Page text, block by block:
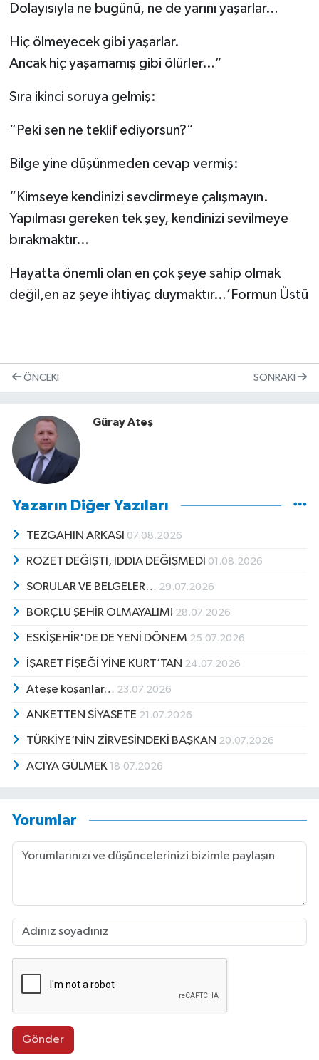
Dolayısıyla ne bugünü, ne de yarını yaşarlar…
Hiç ölmeyecek gibi yaşarlar.
Ancak hiç yaşamamış gibi ölürler…”
Sıra ikinci soruya gelmiş:
“Peki sen ne teklif ediyorsun?”
Bilge yine düşünmeden cevap vermiş:
“Kimseye kendinizi sevdirmeye çalışmayın.
Yapılması gereken tek şey, kendinizi sevilmeye
bırakmaktır…
Hayatta önemli olan en çok şeye sahip olmak
değil,en az şeye ihtiyaç duymaktır…’Formun Üstü
ÖNCEKI SONRAKI
Güray Ateş
Yazarın Diğer Yazıları
TEZGAHIN ARKASI 07.08.2026
ROZET DEĞİŞTİ, İDDİA DEĞİŞMEDİ 01.08.2026
SORULAR VE BELGELER… 29.07.2026
BORÇLU ŞEHİR OLMAYALIM! 28.07.2026
ESKİŞEHİR'DE DE YENİ DÖNEM 25.07.2026
İŞARET FİŞEĞİ YİNE KURT’TAN 24.07.2026
Ateşe koşanlar… 23.07.2026
ANKETTEN SİYASETE 21.07.2026
TÜRKİYE’NİN ZİRVESİNDEKİ BAŞKAN 20.07.2026
ACIYA GÜLMEK 18.07.2026
Yorumlar
Gönder